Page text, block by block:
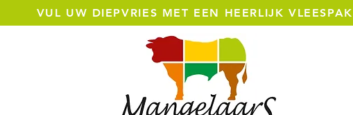
VUL UW DIEPVRIES MET EEN HEERLIJK